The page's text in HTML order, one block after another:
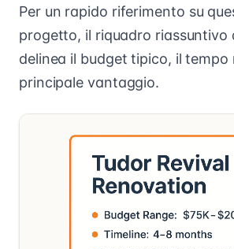
Per un rapido riferimento su
progetto, il riquadro riassuntivo
delinea il budget tipico, il tempo
principale vantaggio.